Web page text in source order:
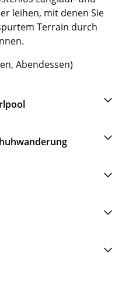
leihen, mit denen Sie
Terrain durch
Abendessen)